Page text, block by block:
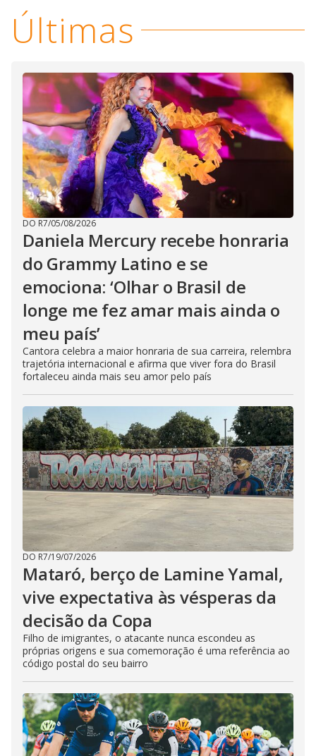
Últimas
DO R7/05/08/2026
Daniela Mercury recebe honraria
do Grammy Latino e se
emociona: ‘Olhar o Brasil de
longe me fez amar mais ainda o
meu país’
Cantora celebra a maior honraria de sua carreira, relembra
trajetória internacional e afirma que viver fora do Brasil
fortaleceu ainda mais seu amor pelo país
DO R7/19/07/2026
Mataró, berço de Lamine Yamal,
vive expectativa às vésperas da
decisão da Copa
Filho de imigrantes, o atacante nunca escondeu as
próprias origens e sua comemoração é uma referência ao
código postal do seu bairro